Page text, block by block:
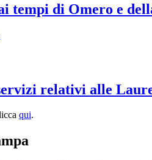
tempi di Omero e
relativi alle
qui.